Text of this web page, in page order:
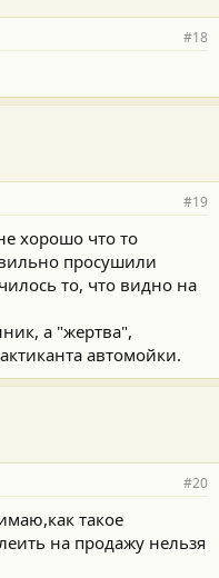
#18
#19
хорошо что то
просушили
то, что видно на
а "жертва",
автомойки.
#20
такое
на продажу нельзя